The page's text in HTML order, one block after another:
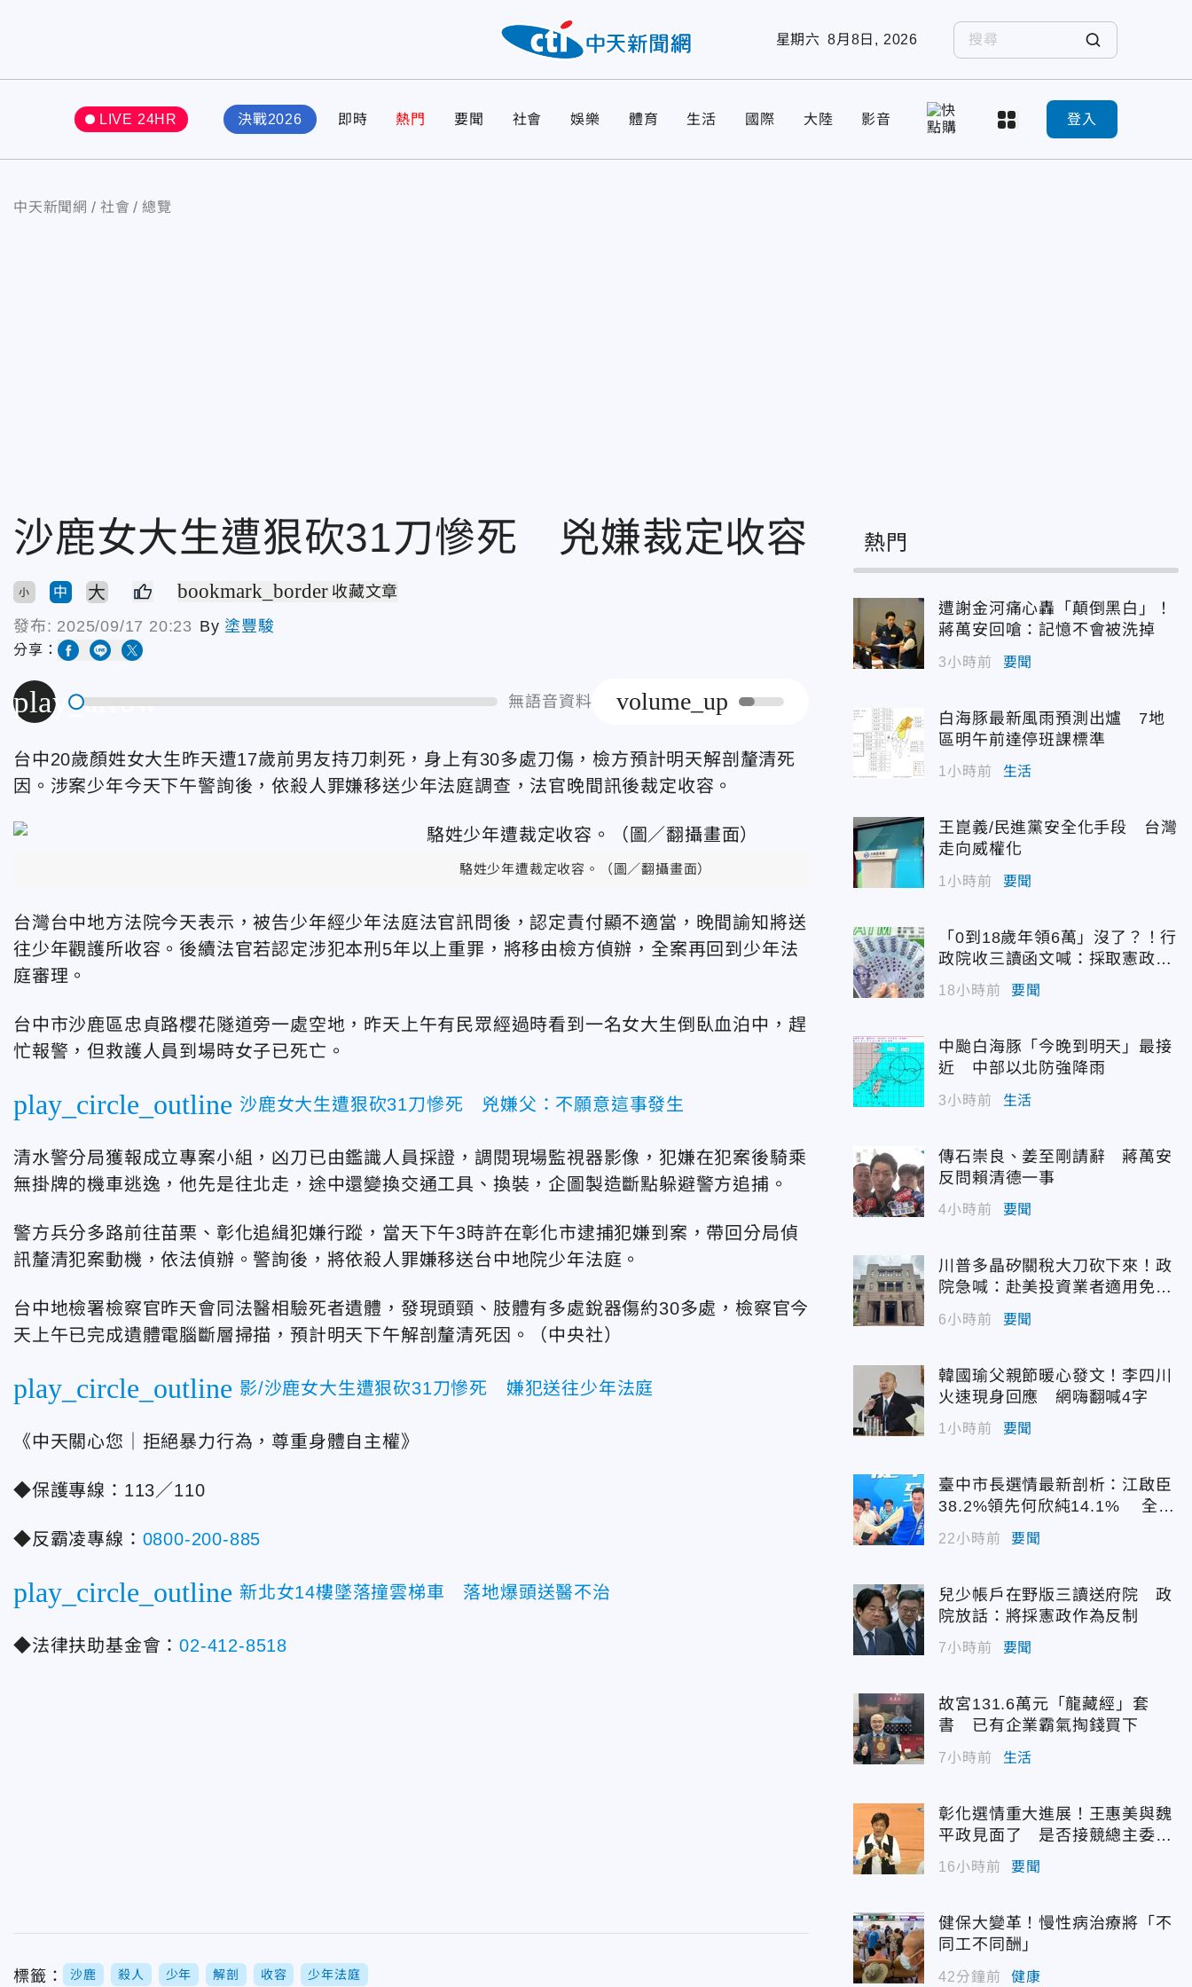
星期六 8月8日, 2026
LIVE 24HR 決戰2026 即時 熱門 要聞 社會 娛樂 體育 生活 國際 大陸 影音 登入
中天新聞網 社會 總覽
沙鹿女大生遭狠砍31刀慘死 兇嫌裁定收容
小 中 大 bookmark_border 收藏文章
發布: 2025/09/17 20:23 By 塗豐駿
分享：
play_arrow 無語音資料 volume_up
台中20歲顏姓女大生昨天遭17歲前男友持刀刺死，身上有30多處刀傷，檢方預計明天解剖釐清死
因。涉案少年今天下午警詢後，依殺人罪嫌移送少年法庭調查，法官晚間訊後裁定收容。
駱姓少年遭裁定收容。（圖／翻攝畫面）
台灣台中地方法院今天表示，被告少年經少年法庭法官訊問後，認定責付顯不適當，晚間諭知將送
往少年觀護所收容。後續法官若認定涉犯本刑5年以上重罪，將移由檢方偵辦，全案再回到少年法
庭審理。
台中市沙鹿區忠貞路櫻花隧道旁一處空地，昨天上午有民眾經過時看到一名女大生倒臥血泊中，趕
忙報警，但救護人員到場時女子已死亡。
play_circle_outline 沙鹿女大生遭狠砍31刀慘死 兇嫌父：不願意這事發生
清水警分局獲報成立專案小組，凶刀已由鑑識人員採證，調閱現場監視器影像，犯嫌在犯案後騎乘
無掛牌的機車逃逸，他先是往北走，途中還變換交通工具、換裝，企圖製造斷點躲避警方追捕。
警方兵分多路前往苗栗、彰化追緝犯嫌行蹤，當天下午3時許在彰化市逮捕犯嫌到案，帶回分局偵
訊釐清犯案動機，依法偵辦。警詢後，將依殺人罪嫌移送台中地院少年法庭。
台中地檢署檢察官昨天會同法醫相驗死者遺體，發現頭頸、肢體有多處銳器傷約30多處，檢察官今
天上午已完成遺體電腦斷層掃描，預計明天下午解剖釐清死因。（中央社）
play_circle_outline 影/沙鹿女大生遭狠砍31刀慘死 嫌犯送往少年法庭
《中天關心您｜拒絕暴力行為，尊重身體自主權》
◆保護專線：113／110
◆反霸凌專線： 0800-200-885
play_circle_outline 新北女14樓墜落撞雲梯車 落地爆頭送醫不治
◆法律扶助基金會：02-412-8518
標籤： 沙鹿 殺人 少年 解剖 收容 少年法庭
熱門
遭謝金河痛心轟「顛倒黑白」！
蔣萬安回嗆：記憶不會被洗掉
3小時前 要聞
白海豚最新風雨預測出爐 7地
區明午前達停班課標準
1小時前 生活
王崑義/民進黨安全化手段 台灣
走向威權化
1小時前 要聞
「0到18歲年領6萬」沒了？！行
政院收三讀函文喊：採取憲政作
18小時前 要聞
中颱白海豚「今晚到明天」最接
近 中部以北防強降雨
3小時前 生活
傳石崇良、姜至剛請辭 蔣萬安
反問賴清德一事
4小時前 要聞
川普多晶矽關稅大刀砍下來！政
院急喊：赴美投資業者適用免稅
配額
6小時前 要聞
韓國瑜父親節暖心發文！李四川
火速現身回應 網嗨翻喊4字
1小時前 要聞
臺中市長選情最新剖析：江啟臣
38.2%領先何欣純14.1% 全世
代支持度全面居首
22小時前 要聞
兒少帳戶在野版三讀送府院 政
院放話：將採憲政作為反制
7小時前 要聞
故宮131.6萬元「龍藏經」套
書 已有企業霸氣掏錢買下
7小時前 生活
彰化選情重大進展！王惠美與魏
平政見面了 是否接競總主委態
度曝光
16小時前 要聞
健保大變革！慢性病治療將「不
同工不同酬」
42分鐘前 健康